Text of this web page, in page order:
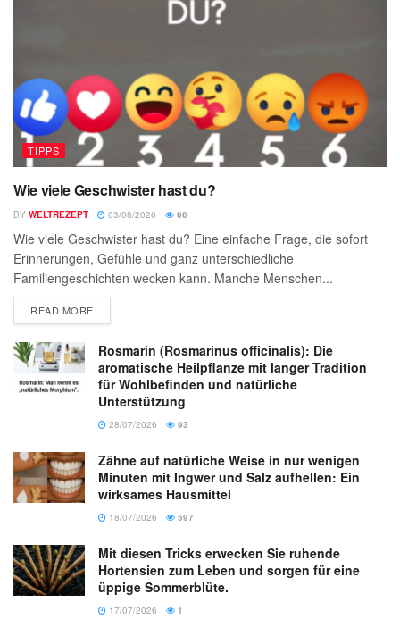
TIPPS
Wie viele Geschwister hast du?
BY WELTREZEPT 03/08/2026 66
Wie viele Geschwister hast du? Eine einfache Frage, die sofort
Erinnerungen, Gefühle und ganz unterschiedliche
Familiengeschichten wecken kann. Manche Menschen...
READ MORE
Rosmarin (Rosmarinus officinalis): Die
aromatische Heilpflanze mit langer Tradition
für Wohlbefinden und natürliche
Unterstützung
28/07/2026 93
Zähne auf natürliche Weise in nur wenigen
Minuten mit Ingwer und Salz aufhellen: Ein
wirksames Hausmittel
18/07/2026 597
Mit diesen Tricks erwecken Sie ruhende
Hortensien zum Leben und sorgen für eine
üppige Sommerblüte.
17/07/2026 1